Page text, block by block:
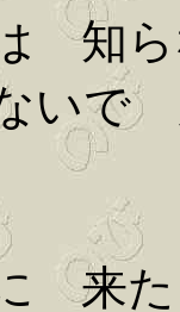
知
いで
来